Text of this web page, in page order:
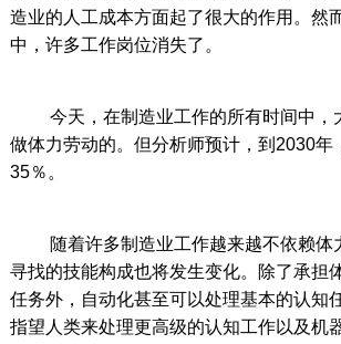
造业的人工成本方面起了很大的作用。然
中，许多工作岗位消失了。
今天，在制造业工作的所有时间中，
做体力劳动的。但分析师预计，到2030年
35％。
随着许多制造业工作越来越不依赖体
寻找的技能构成也将发生变化。除了承担
任务外，自动化甚至可以处理基本的认知
指望人类来处理更高级的认知工作以及机